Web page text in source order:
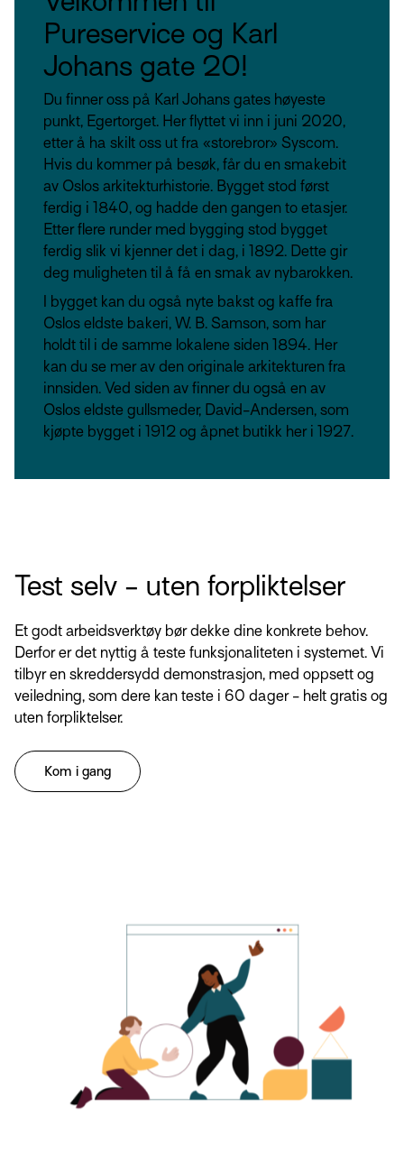
Pureservice og Karl
Johans gate 20!
Du finner oss på Karl Johans gates høyeste
punkt, Egertorget. Her flyttet vi inn i juni 2020,
etter å ha skilt oss ut fra «storebror» Syscom.
Hvis du kommer på besøk, får du en smakebit
av Oslos arkitekturhistorie. Bygget stod først
ferdig i 1840, og hadde den gangen to etasjer.
Etter flere runder med bygging stod bygget
ferdig slik vi kjenner det i dag, i 1892. Dette gir
deg muligheten til å få en smak av nybarokken.
I bygget kan du også nyte bakst og kaffe fra
Oslos eldste bakeri, W. B. Samson, som har
holdt til i de samme lokalene siden 1894. Her
kan du se mer av den originale arkitekturen fra
innsiden. Ved siden av finner du også en av
Oslos eldste gullsmeder, David-Andersen, som
kjøpte bygget i 1912 og åpnet butikk her i 1927.
Test selv - uten forpliktelser
Et godt arbeidsverktøy bør dekke dine konkrete behov.
Derfor er det nyttig å teste funksjonaliteten i systemet. Vi
tilbyr en skreddersydd demonstrasjon, med oppsett og
veiledning, som dere kan teste i 60 dager - helt gratis og
uten forpliktelser.
Kom i gang